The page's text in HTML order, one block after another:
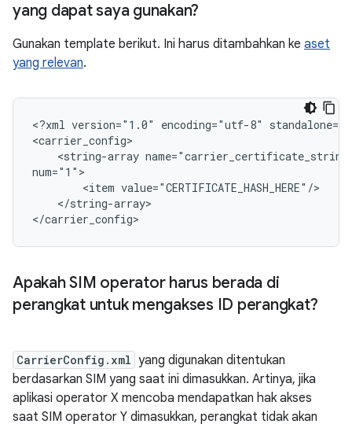
yang dapat saya gunakan?
Gunakan template berikut. Ini harus ditambahkan ke aset
yang relevan.
<?xml version="1.0" encoding="utf-8"
<carrier_config>
<string-array
num="1">
        <item value="CERTIFICATE_HASH_HERE"/>
    </string-array>
</carrier_config>
Apakah SIM operator harus berada di
perangkat untuk mengakses ID perangkat?
CarrierConfig.xml yang digunakan ditentukan
berdasarkan SIM yang saat ini dimasukkan. Artinya, jika
aplikasi operator X mencoba mendapatkan hak akses
saat SIM operator Y dimasukkan, perangkat tidak akan